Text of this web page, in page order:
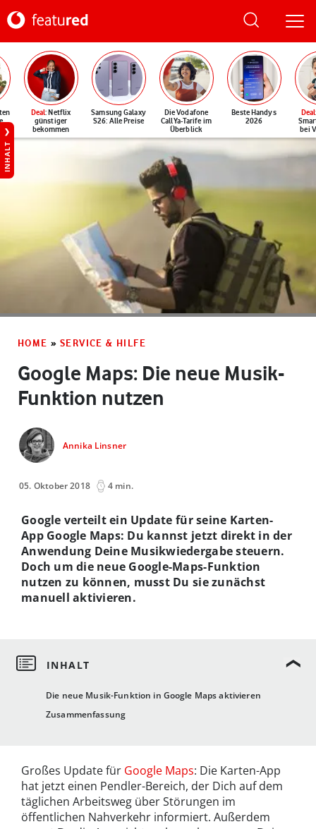
Deal: Netflix
günstiger
bekommen
Samsung Galaxy
S26: Alle Preise
Die Vodafone
CallYa-Tarife im
Überblick
Beste Handys
2026
Deal
bei
INHALT
HOME » SERVICE & HILFE
Google Maps: Die neue Musik-
Funktion nutzen
Annika Linsner
05. Oktober 2018 4 min.
Die neue Musik-Funktion in Google Maps aktivieren
Zusammenfassung
Google verteilt ein Update für seine Karten-
App Google Maps: Du kannst jetzt direkt in der
Anwendung Deine Musikwiedergabe steuern.
Doch um die neue Google-Maps-Funktion
nutzen zu können, musst Du sie zunächst
manuell aktivieren.
Großes Update für Google Maps: Die Karten-App
hat jetzt einen Pendler-Bereich, der Dich auf dem
täglichen Arbeitsweg über Störungen im
öffentlichen Nahverkehr informiert. Außerdem